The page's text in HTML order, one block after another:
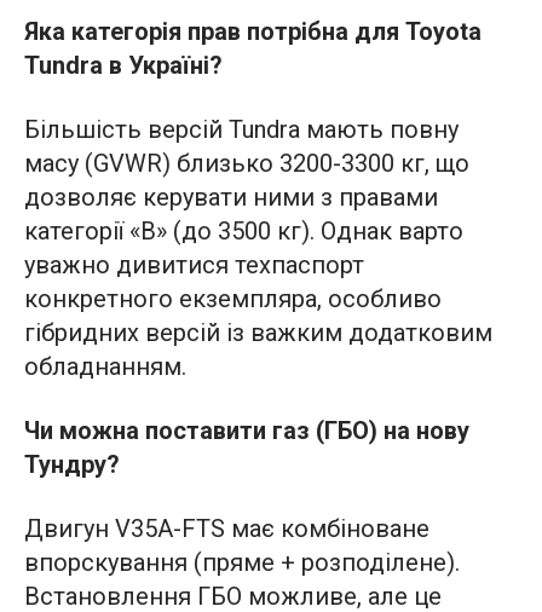
Яка категорія прав потрібна для Toyota
Tundra в Україні?
Більшість версій Tundra мають повну
масу (GVWR) близько 3200-3300 кг, що
дозволяє керувати ними з правами
категорії «B» (до 3500 кг). Однак варто
уважно дивитися техпаспорт
конкретного екземпляра, особливо
гібридних версій із важким додатковим
обладнанням.
Чи можна поставити газ (ГБО) на нову
Тундру?
Двигун V35A-FTS має комбіноване
впорскування (пряме + розподілене).
Встановлення ГБО можливе, але це